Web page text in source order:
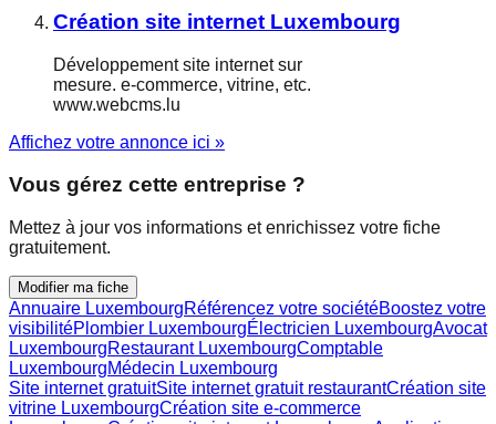
Création site internet Luxembourg
Développement site internet sur
mesure. e-commerce, vitrine, etc.
www.webcms.lu
Affichez votre annonce ici »
Vous gérez cette entreprise ?
Mettez à jour vos informations et enrichissez votre fiche
gratuitement.
Modifier ma fiche
Annuaire LuxembourgRéférencez votre sociétéBoostez votre
visibilitéPlombier LuxembourgÉlectricien LuxembourgAvocat
LuxembourgRestaurant LuxembourgComptable
LuxembourgMédecin Luxembourg
Site internet gratuitSite internet gratuit restaurantCréation site
vitrine LuxembourgCréation site e-commerce